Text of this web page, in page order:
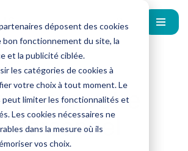
déposent des cookies
fonctionnement du site, la
et la publicité ciblée.
les catégories de cookies à
votre choix à tout moment. Le
peut limiter les fonctionnalités et
Les cookies nécessaires ne
dans la mesure où ils
vos choix.
sur votre
Personnel